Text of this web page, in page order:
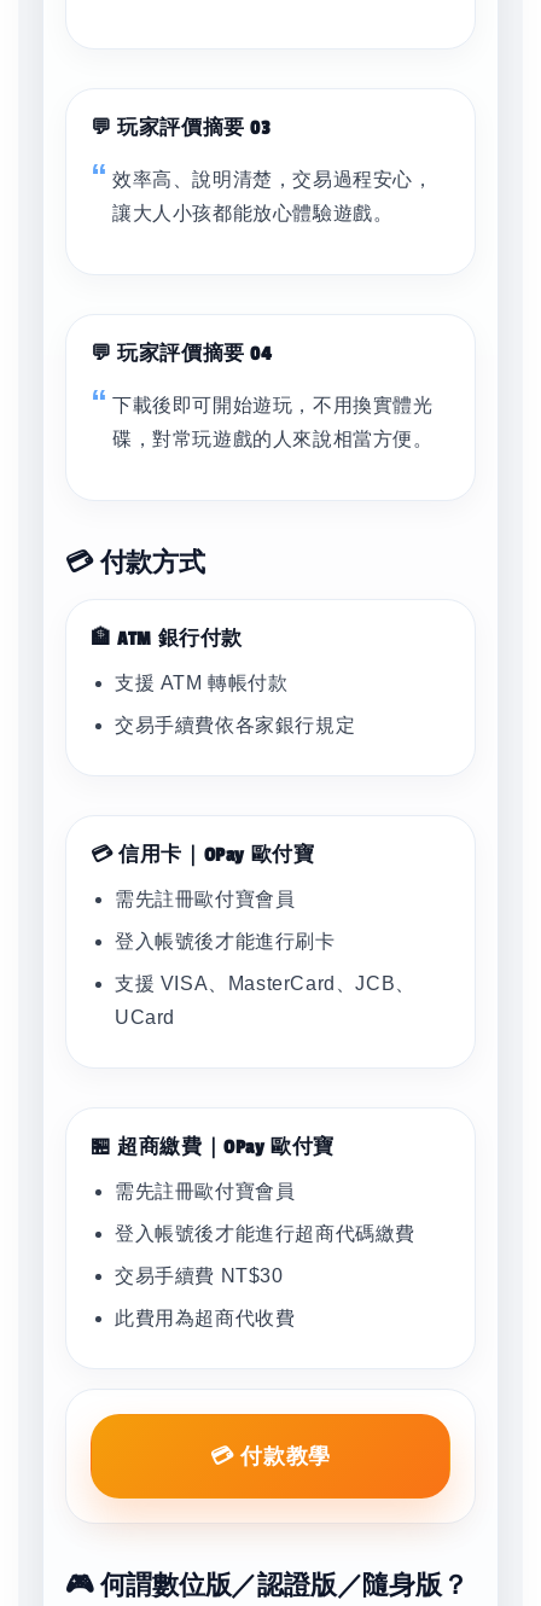
💬 玩家評價摘要 03
效率高、說明清楚，交易過程安心，
讓大人小孩都能放心體驗遊戲。
💬 玩家評價摘要 04
下載後即可開始遊玩，不用換實體光
碟，對常玩遊戲的人來說相當方便。
💳 付款方式
🏦 ATM 銀行付款
支援 ATM 轉帳付款
交易手續費依各家銀行規定
💳 信用卡｜OPay 歐付寶
需先註冊歐付寶會員
登入帳號後才能進行刷卡
支援 VISA、MasterCard、JCB、
UCard
🏪 超商繳費｜OPay 歐付寶
需先註冊歐付寶會員
登入帳號後才能進行超商代碼繳費
交易手續費 NT$30
此費用為超商代收費
💳 付款教學
🎮 何謂數位版／認證版／隨身版？